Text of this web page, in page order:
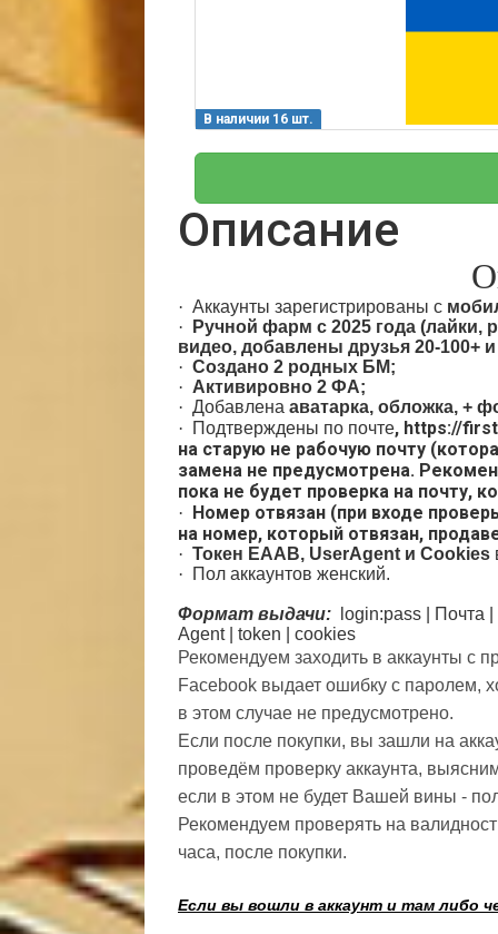
В наличии 16 шт.
Описание
· Аккаунты зарегистрированы с
·
Ручной фарм с 2025 года (лайки,
видео, добавлены друзья 20-100+ и
· Создано 2 родных БМ;
· Активировно 2 ФА;
· Добавлена аватарка, обложка, +
·
Подтверждены по почте, https://
на старую не рабочую почту
замена не предусмотрена.
пока не будет проверка на почту,
· Номер отвязан (при входе
на номер, который отвязан,
· Токен EAAB, UserAgent и Cookies
· Пол аккаунтов женский.
Формат выдачи: login:pass | Почта
Agent
token | cookies
Рекомендуем заходить в аккаунты с
Facebook выдает ошибку с паролем,
в этом случае не предусмотрено.
Если после покупки, вы зашли на
проведём проверку аккаунта,
если в этом не будет Вашей вины -
Рекомендуем проверять на
часа, после покупки.
Если вы вошли в аккаунт и там либо